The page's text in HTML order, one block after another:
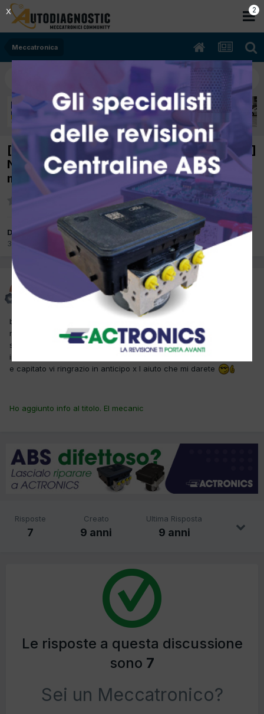
Meccatronica
[citroen c1 02/2007 1398cc bht 40Kw Diesel]
Nello spostare l'auto si accende la spia
motore: P1197
Da antonio500
31 Marzo 2017
in Meccatronica
antonio500
Inviato 31 Marzo 2017
buongiorno colleghi ho in officina una C11400 HDI che mette in
moto perfettamente ma appena si sposta x provarla accende la
spia motore con errore P1197 ho provato a cambiare il cablaggio
iniettori ma il difette e uguale volevo sapere se a qualcuno di voi
e capitato vi ringrazio in anticipo x l aiuto che mi darete
Ho aggiunto info al titolo. El mecanic
Risposte
7
Creato
9 anni
Ultima Risposta
9 anni
Le risposte a questa discussione
sono 7
Sei un Meccatronico?
1
X